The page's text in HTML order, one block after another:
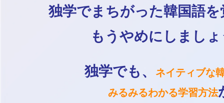
独学でまちがった韓国語
もうやめにしまし
独学でも、
ネイティブな
みるみるわかる学習方法